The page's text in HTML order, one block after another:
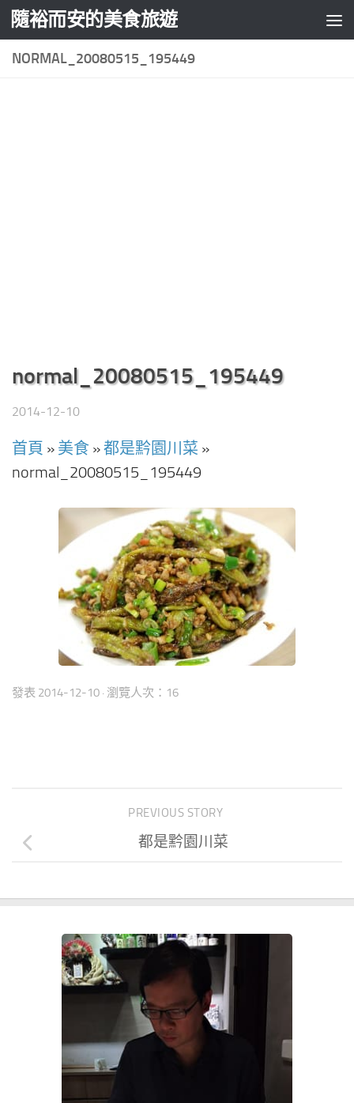
Skip to content
隨裕而安的美食旅遊
NORMAL_20080515_195449
normal_20080515_195449
2014-12-10
首頁 » 美食 »都是黔園川菜 »
normal_20080515_195449
發表 2014-12-10 · 瀏覽人次：16
PREVIOUS STORY
都是黔園川菜